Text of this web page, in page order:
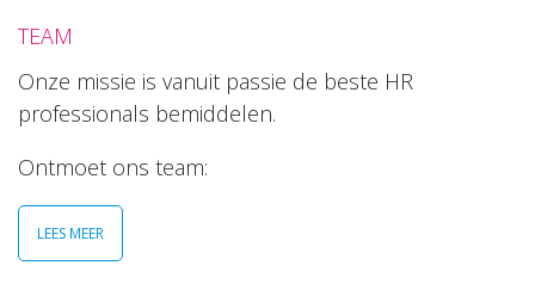
TEAM
Onze missie is vanuit passie de beste HR
professionals bemiddelen.
Ontmoet ons team:
LEES MEER